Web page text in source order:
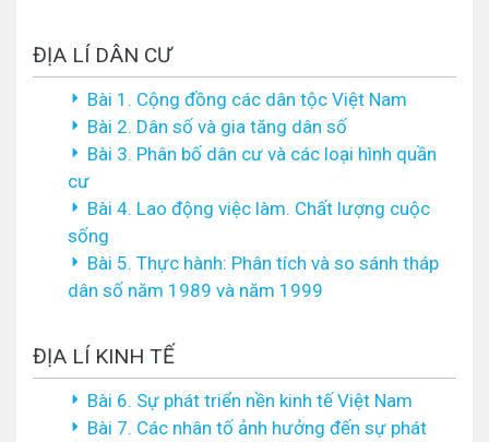
ĐỊA LÍ DÂN CƯ
Bài 1. Cộng đồng các dân tộc Việt Nam
Bài 2. Dân số và gia tăng dân số
Bài 3. Phân bố dân cư và các loại hình quần
cư
Bài 4. Lao động việc làm. Chất lượng cuộc
sống
Bài 5. Thực hành: Phân tích và so sánh tháp
dân số năm 1989 và năm 1999
ĐỊA LÍ KINH TẾ
Bài 6. Sự phát triển nền kinh tế Việt Nam
Bài 7. Các nhân tố ảnh hưởng đến sự phát